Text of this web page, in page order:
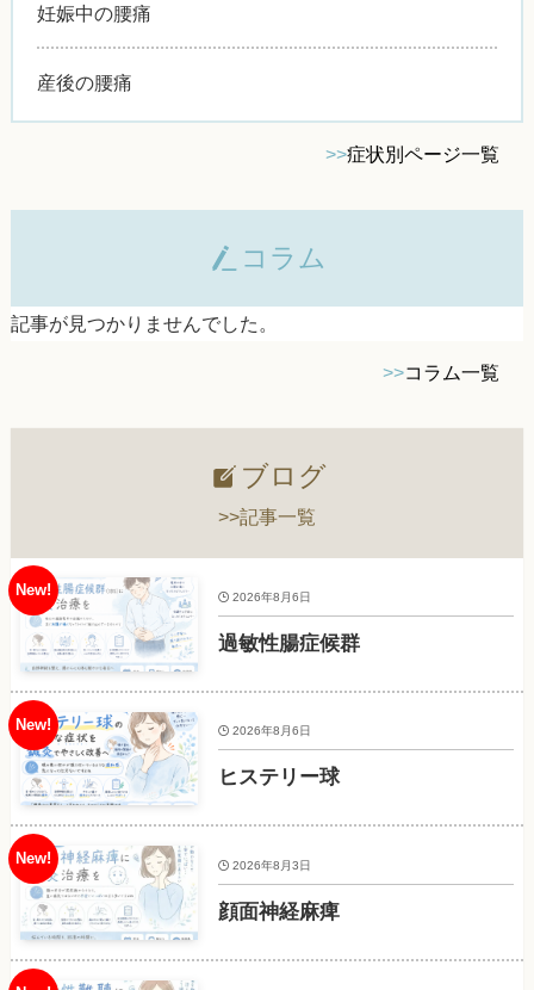
妊娠中の腰痛
産後の腰痛
>>症状別ページ一覧
コラム
記事が見つかりませんでした。
>>コラム一覧
ブログ
>>記事一覧
過敏性腸症候群
2026年8月6日
ヒステリー球
2026年8月6日
顔面神経麻痺
2026年8月3日